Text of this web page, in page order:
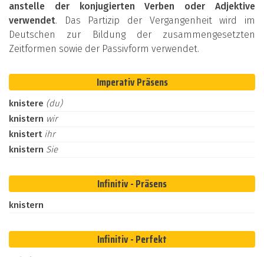
anstelle der konjugierten Verben oder Adjektive
verwendet. Das Partizip der Vergangenheit wird im
Deutschen zur Bildung der zusammengesetzten
Zeitformen sowie der Passivform verwendet.
Imperativ Präsens
knistere (du)
knistern wir
knistert ihr
knistern Sie
Infinitiv - Präsens
knistern
Infinitiv - Perfekt